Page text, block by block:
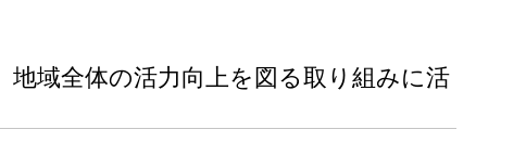
域全体の活力向上を図る取り組みに活